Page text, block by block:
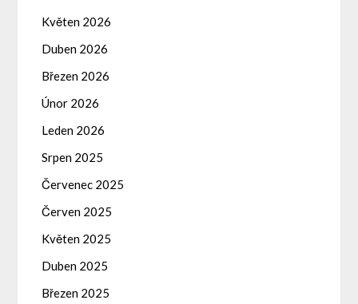
Květen 2026
Duben 2026
Březen 2026
Únor 2026
Leden 2026
Srpen 2025
Červenec 2025
Červen 2025
Květen 2025
Duben 2025
Březen 2025